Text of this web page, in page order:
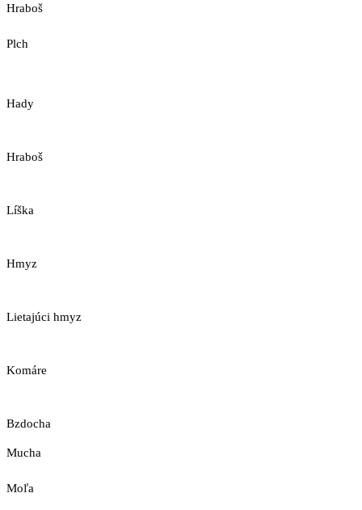
Hraboš
Plch
Hady
Hraboš
Líška
Hmyz
Lietajúci hmyz
Komáre
Bzdocha
Mucha
Moľa